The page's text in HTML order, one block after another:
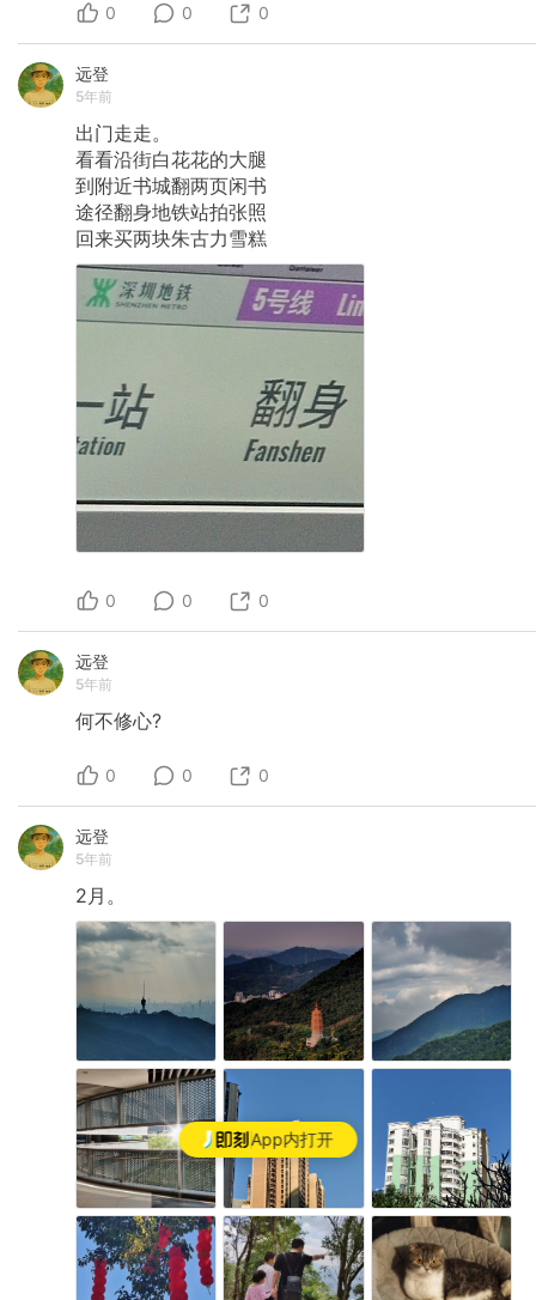
App内打开
0 0 0
远登
5年前
出门走走。
看看沿街白花花的大腿
到附近书城翻两页闲书
途径翻身地铁站拍张照
回来买两块朱古力雪糕
0 0 0
远登
5年前
何不修心?
0 0 0
远登
5年前
2月。